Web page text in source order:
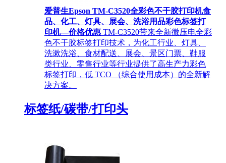
爱普生Epson TM-C3520全彩色不干胶打印机食
品、化工、灯具、展会、洗浴用品彩色标签打
印机—价格优惠 TM-C3520带来全新微压电全彩
色不干胶标签打印技术，为化工行业、灯具、
洗漱洗浴、食材配送、展会、景区门票、鞋服
类行业、零售行业等行业提供了高生产力彩色
标签打印，低 TCO （综合使用成本）的全新解
决方案。
标签纸/碳带/打印头